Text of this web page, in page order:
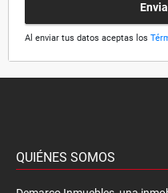
Al enviar tus datos aceptas los
QUIÉNES SOMOS